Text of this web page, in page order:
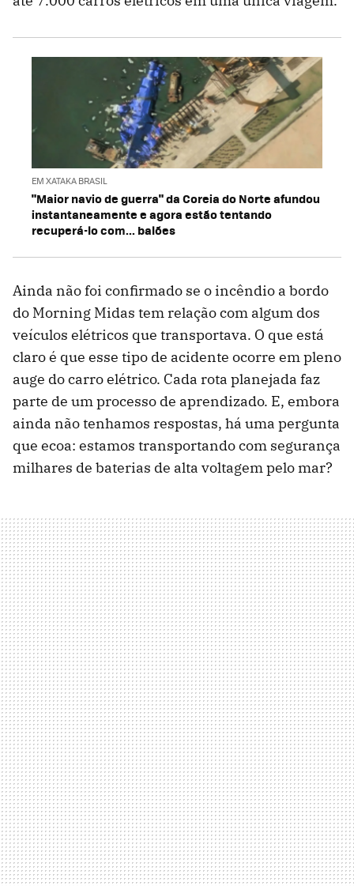
EM XATAKA BRASIL
"Maior navio de guerra" da Coreia do Norte afundou
instantaneamente e agora estão tentando
recuperá-lo com... balões
Ainda não foi confirmado se o incêndio a bordo
do Morning Midas tem relação com algum dos
veículos elétricos que transportava. O que está
claro é que esse tipo de acidente ocorre em pleno
auge do carro elétrico. Cada rota planejada faz
parte de um processo de aprendizado. E, embora
ainda não tenhamos respostas, há uma pergunta
que ecoa: estamos transportando com segurança
milhares de baterias de alta voltagem pelo mar?